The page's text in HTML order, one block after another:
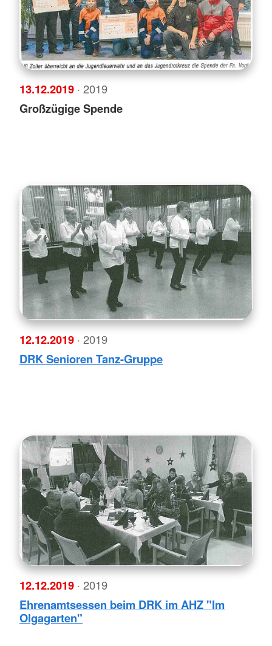
13.12.2019 · 2019
Großzügige Spende
12.12.2019 · 2019
DRK Senioren Tanz-Gruppe
12.12.2019 · 2019
Ehrenamtsessen beim DRK im AHZ "Im
Olgagarten"